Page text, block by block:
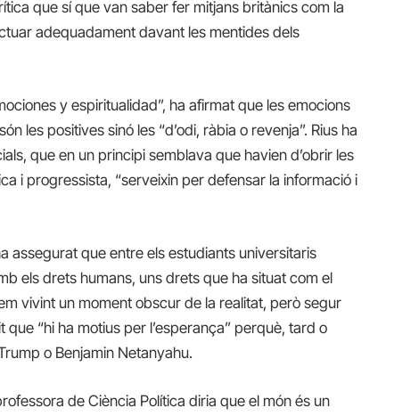
que sí que van saber fer mitjans britànics com la
adequadament davant les mentides dels
y espiritualidad”, ha afirmat que les emocions
les positives sinó les “d’odi, ràbia o revenja”. Rius ha
que en un principi semblava que havien d’obrir les
i progressista, “serveixin per defensar la informació i
assegurat que entre els estudiants universitaris
els drets humans, uns drets que ha situat com el
vivint un moment obscur de la realitat, però segur
“hi ha motius per l’esperança” perquè, tard o
o Benjamin Netanyahu.
de Ciència Política diria que el món és un